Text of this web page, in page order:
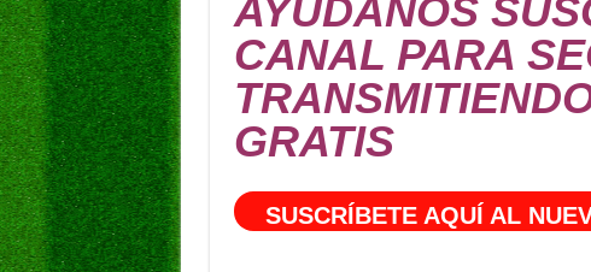
AYUDANOS
CANAL PARA
GRATIS
SUSCRÍBETE AQUÍ AL